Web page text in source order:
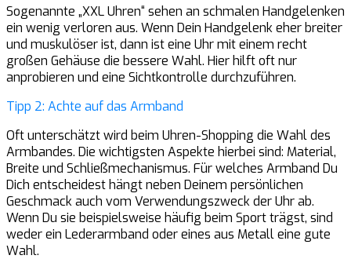
Sogenannte „XXL Uhren“ sehen an schmalen Handgelenken
ein wenig verloren aus. Wenn Dein Handgelenk eher breiter
und muskulöser ist, dann ist eine Uhr mit einem recht
großen Gehäuse die bessere Wahl. Hier hilft oft nur
anprobieren und eine Sichtkontrolle durchzuführen.
Tipp 2: Achte auf das Armband
Oft unterschätzt wird beim Uhren-Shopping die Wahl des
Armbandes. Die wichtigsten Aspekte hierbei sind: Material,
Breite und Schließmechanismus. Für welches Armband Du
Dich entscheidest hängt neben Deinem persönlichen
Geschmack auch vom Verwendungszweck der Uhr ab.
Wenn Du sie beispielsweise häufig beim Sport trägst, sind
weder ein Lederarmband oder eines aus Metall eine gute
Wahl.